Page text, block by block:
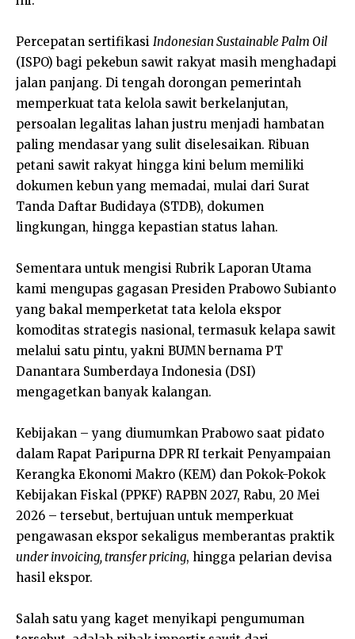
Percepatan sertifikasi Indonesian Sustainable Palm Oil
(ISPO) bagi pekebun sawit rakyat masih menghadapi
jalan panjang. Di tengah dorongan pemerintah
memperkuat tata kelola sawit berkelanjutan,
persoalan legalitas lahan justru menjadi hambatan
paling mendasar yang sulit diselesaikan. Ribuan
petani sawit rakyat hingga kini belum memiliki
dokumen kebun yang memadai, mulai dari Surat
Tanda Daftar Budidaya (STDB), dokumen
lingkungan, hingga kepastian status lahan.
Sementara untuk mengisi Rubrik Laporan Utama
kami mengupas gagasan Presiden Prabowo Subianto
yang bakal memperketat tata kelola ekspor
komoditas strategis nasional, termasuk kelapa sawit
melalui satu pintu, yakni BUMN bernama PT
Danantara Sumberdaya Indonesia (DSI)
mengagetkan banyak kalangan.
Kebijakan – yang diumumkan Prabowo saat pidato
dalam Rapat Paripurna DPR RI terkait Penyampaian
Kerangka Ekonomi Makro (KEM) dan Pokok-Pokok
Kebijakan Fiskal (PPKF) RAPBN 2027, Rabu, 20 Mei
2026 – tersebut, bertujuan untuk memperkuat
pengawasan ekspor sekaligus memberantas praktik
under invoicing, transfer pricing, hingga pelarian devisa
hasil ekspor.
Salah satu yang kaget menyikapi pengumuman